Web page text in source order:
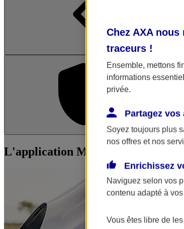
L'application Mon AXA
Chez AXA
traceurs !
Ensemble, mettons
informations
privée.
Partagez vos
Soyez toujours plus
nos offres et nos
Enrichissez
Naviguez selon vos
contenu adapté à
Vous êtes libre de